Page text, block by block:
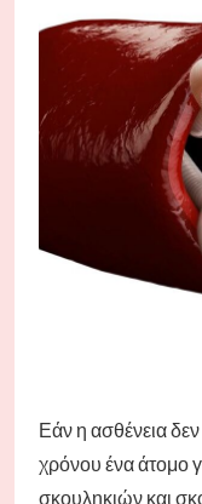
Εάν η ασθένεια
χρόνου ένα άτομο
σκουληκιών και